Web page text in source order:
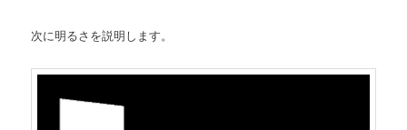
次に明るさを説明します。